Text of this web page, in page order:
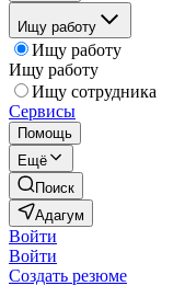
Ищу работу
Ищу работу
Ищу работу
Ищу сотрудника
Сервисы
Помощь
Ещё
Поиск
Адагум
Войти
Войти
Создать резюме